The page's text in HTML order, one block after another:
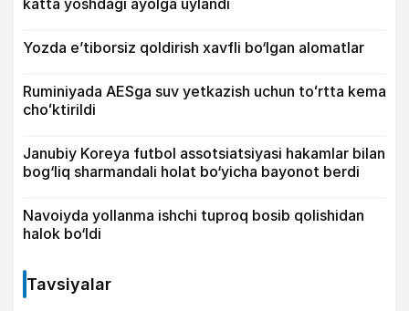
Yozda e’tiborsiz qoldirish xavfli bo‘lgan alomatlar
Ruminiyada AESga suv yetkazish uchun toʻrtta kema
choʻktirildi
Janubiy Koreya futbol assotsiatsiyasi hakamlar bilan
bog‘liq sharmandali holat bo‘yicha bayonot berdi
Navoiyda yollanma ishchi tuproq bosib qolishidan
halok bo‘ldi
Tavsiyalar